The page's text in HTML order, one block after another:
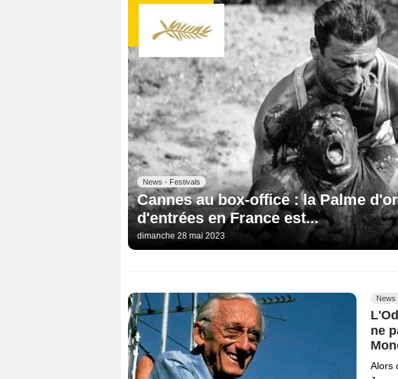
News - Festivals
Cannes au box-office : la Palme
d'entrées en France est...
dimanche 28 mai 2023
News
ne
Alors